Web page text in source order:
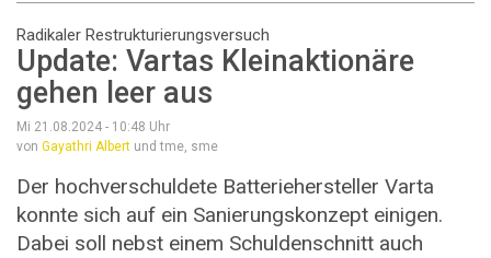
Radikaler Restrukturierungsversuch
Update: Vartas Kleinaktionäre
gehen leer aus
Mi 21.08.2024 - 10:48 Uhr
von Gayathri Albert und tme, sme
Der hochverschuldete Batteriehersteller Varta
konnte sich auf ein Sanierungskonzept einigen.
Dabei soll nebst einem Schuldenschnitt auch